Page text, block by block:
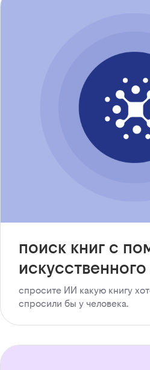
поиск книг с
спросите ИИ какую книгу
спросили бы у человека.